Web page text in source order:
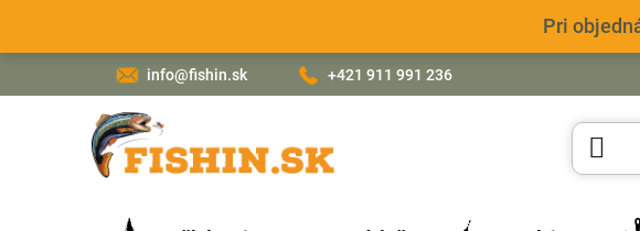
obsah
Pri
info@fishin.sk +421 911 991 236